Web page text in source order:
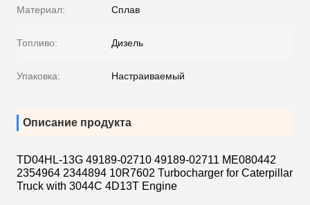
Материал: Сплав
Топливо: Дизель
Упаковка: Настраиваемый
Описание продукта
TD04HL-13G 49189-02710 49189-02711 ME080442
2354964 2344894 10R7602 Turbocharger for Caterpillar
Truck with 3044C 4D13T Engine